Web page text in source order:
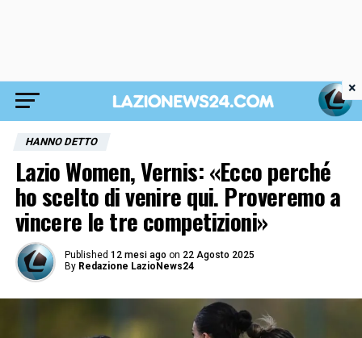
HANNO DETTO
Lazio Women, Vernis: «Ecco perché
ho scelto di venire qui. Proveremo a
vincere le tre competizioni»
Published 12 mesi ago on 22 Agosto 2025
By Redazione LazioNews24
×